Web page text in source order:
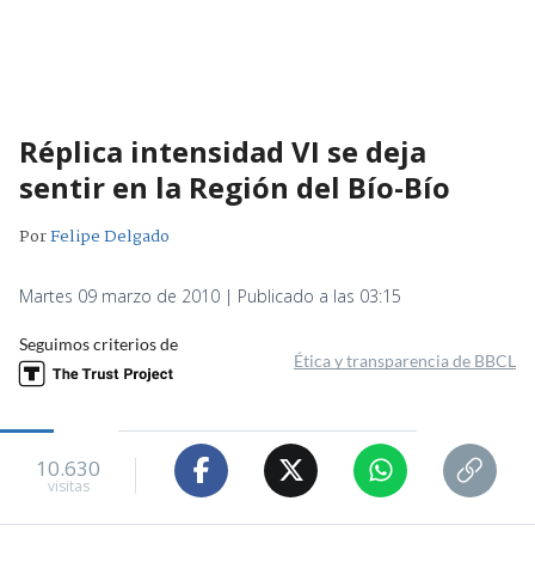
Réplica intensidad VI se deja
sentir en la Región del Bío-Bío
PorFelipe Delgado
Martes 09 marzo de 2010 | Publicado a las 03:15
Seguimos criterios de
Ética y transparencia de BBCL
10.630
visitas